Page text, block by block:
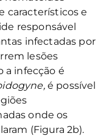
característicos e
responsável
infectadas por
lesões
a infecção é
é possível
onde os
(Figura 2b).